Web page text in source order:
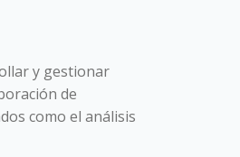
y gestionar
de
como el análisis